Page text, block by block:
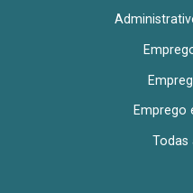
Emprego
Todas